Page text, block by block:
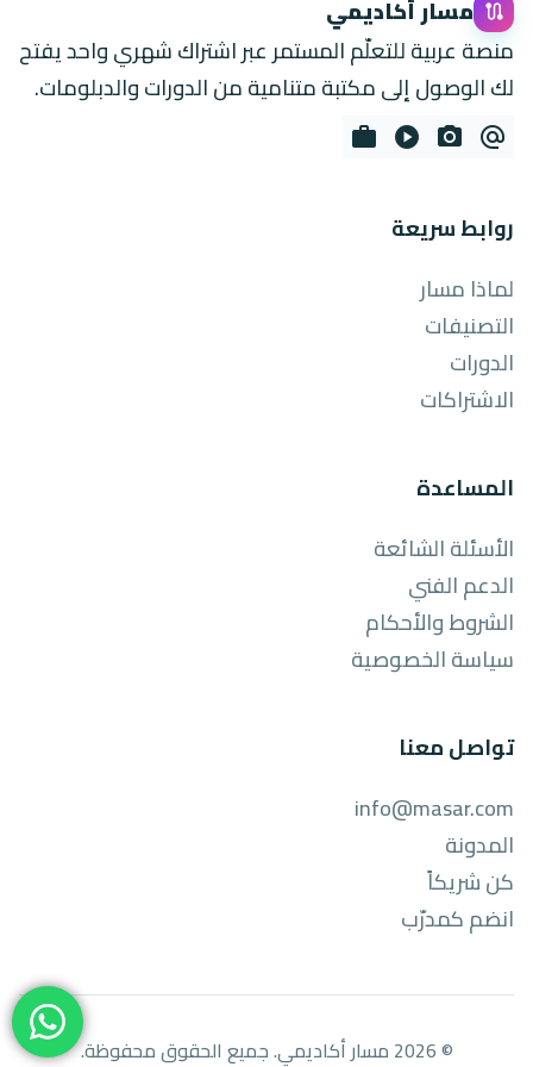
route مسار أكاديمي
منصة عربية للتعلّم المستمر عبر اشتراك شهري واحد يفتح
لك الوصول إلى مكتبة متنامية من الدورات والدبلومات.
alternate_email
photo_camera
play_circle
work
روابط سريعة
لماذا مسار
التصنيفات
الدورات
الاشتراكات
المساعدة
الأسئلة الشائعة
الدعم الفني
الشروط والأحكام
سياسة الخصوصية
تواصل معنا
info@masar.com
المدونة
كن شريكاً
انضم كمدرّب
© 2026 مسار أكاديمي. جميع الحقوق محفوظة.